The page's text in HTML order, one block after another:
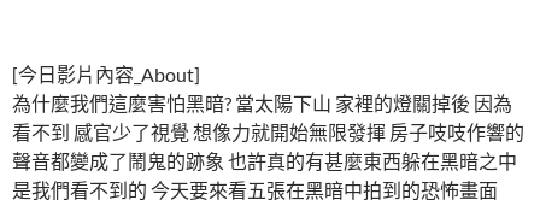
[今日影片內容_About]
為什麼我們這麼害怕黑暗? 當太陽下山 家裡的燈關掉後 因為
看不到 感官少了視覺 想像力就開始無限發揮 房子吱吱作響的
聲音都變成了鬧鬼的跡象 也許真的有甚麼東西躲在黑暗之中
是我們看不到的 今天要來看五張在黑暗中拍到的恐怖畫面